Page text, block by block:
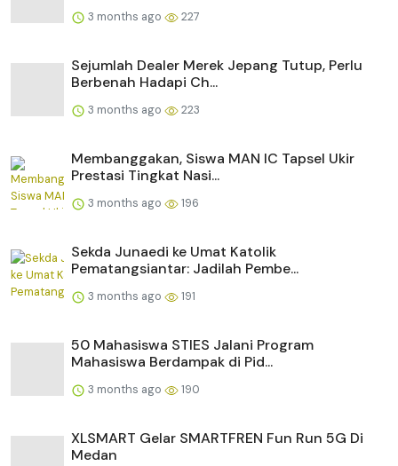
3 months ago 227
Sejumlah Dealer Merek Jepang Tutup, Perlu
Berbenah Hadapi Ch...
3 months ago 223
Membanggakan, Siswa MAN IC Tapsel Ukir
Prestasi Tingkat Nasi...
3 months ago 196
Sekda Junaedi ke Umat Katolik
Pematangsiantar: Jadilah Pembe...
3 months ago 191
50 Mahasiswa STIES Jalani Program
Mahasiswa Berdampak di Pid...
3 months ago 190
XLSMART Gelar SMARTFREN Fun Run 5G Di
Medan